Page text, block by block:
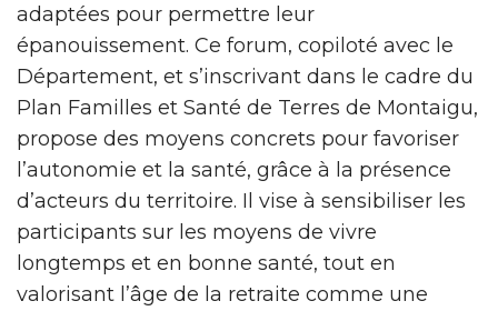
adaptées pour permettre leur
épanouissement. Ce forum, copiloté avec le
Département, et s’inscrivant dans le cadre du
Plan Familles et Santé de Terres de Montaigu,
propose des moyens concrets pour favoriser
l’autonomie et la santé, grâce à la présence
d’acteurs du territoire. Il vise à sensibiliser les
participants sur les moyens de vivre
longtemps et en bonne santé, tout en
valorisant l’âge de la retraite comme une